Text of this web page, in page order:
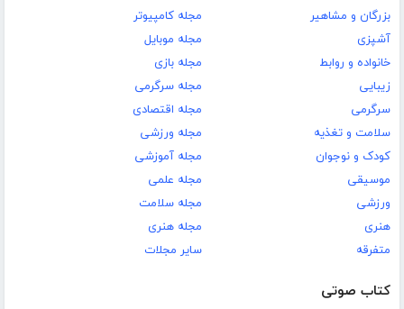
بزرگان و مشاهیر
آشپزی
خانواده و روابط
زیبایی
سرگرمی
سلامت و تغذیه
کودک و نوجوان
موسیقی
ورزشی
هنری
متفرقه
مجله کامپیوتر
مجله موبایل
مجله بازی
مجله سرگرمی
مجله اقتصادی
مجله ورزشی
مجله آموزشی
مجله علمی
مجله سلامت
مجله هنری
سایر مجلات
کتاب صوتی